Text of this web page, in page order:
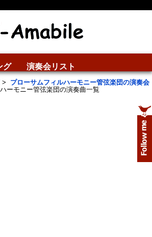
グ 演奏会リスト
> プローサムフィルハーモニー管弦楽団の演奏会
ーモニー管弦楽団の演奏曲一覧